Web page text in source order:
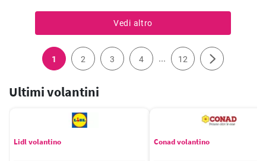
Vedi altro
1 2 3 4 ... 12
Ultimi volantini
Lidl volantino Conad volantino